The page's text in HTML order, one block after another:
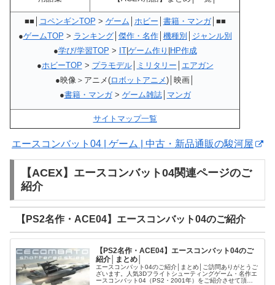
■■│ コペンギンTOP > ゲーム ホビー 書籍・マンガ│■■
●ゲームTOP > ランキング│ 傑作・名作│ 機種別
ジャンル別
●学び/学習TOP > IT| ゲーム作り HP作成
●ホビーTOP > プラモデル│ ミリタリー
エアガン
●映像＞アニメ(ロボットアニメ)│映画│
●書籍・マンガ> ゲーム雑誌│ マンガ
サイトマップ一覧
エースコンバット04 | ゲーム | 中古・新品通販の駿河屋
【ACEX】エースコンバット04関連ページのご
紹介
【PS2名作・ACE04】エースコンバット04のご紹介
【PS2名作・ACE04】エースコンバット04のご
紹介│まとめ│
エースコンバット04のご紹介│まとめ│ご訪問ありがとうご
ざいます。人気3Dフライトシューティングゲーム・名作エ
ースコンバット04（PS2・2001年）をご紹介させて頂き